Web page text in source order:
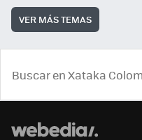
VER MÁS TEMAS